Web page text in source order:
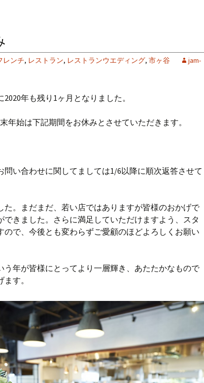
レンチ, レストラン, レストランウエディング, 市ヶ谷
jam-
年も残り1ヶ月となりました。
年始は下記期間をお休みとさせていただきます。
問い合わせに関してましては1/6以降に順次返答させて
た。まだまだ、若い店ではありますが皆様のおかげで
できました。さらに満足していただけますよう、スタ
ので、今後とも変わらずご愛顧のほどよろしくお願い
年が皆様にとってより一層輝き、あたたかなもので
す。